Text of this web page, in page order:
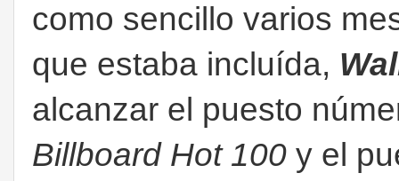
como sencillo varios
que estaba incluída,
alcanzar el puesto
Billboard Hot 100 y el